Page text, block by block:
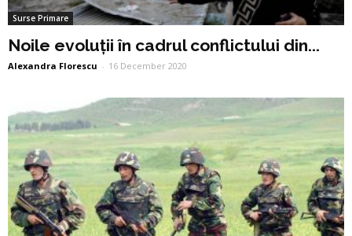
Surse Primare
Noile evoluții în cadrul conflictului din...
Alexandra Florescu - 16 December 2020